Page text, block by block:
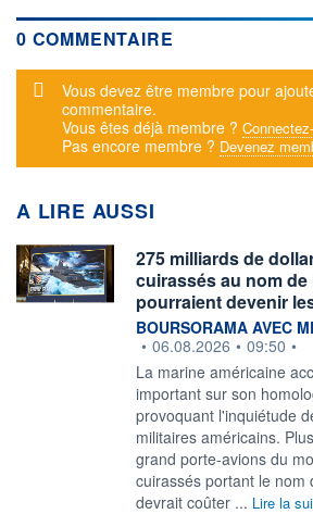
0 COMMENTAIRE
Message d'alerte
Vous devez être membre pour
commentaire.
Vous êtes déjà membre ?
Pas encore membre ? Devenez
A LIRE AUSSI
275 milliards de
cuirassés au nom
pourraient devenir
information fournie par
BOURSORAMA AVEC
• 06.08.2026 • 09:50 •
La marine américaine
important sur son
provoquant l'inquiétude
militaires américains.
grand porte-avions du
cuirassés portant le nom
devrait coûter ... Lire la